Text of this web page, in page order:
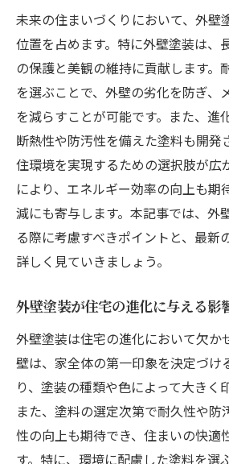
未来の住まいづくりにおいて、外壁
位置を占めます。特に外壁塗装は、
の保護と美観の維持に貢献します。
を選ぶことで、外壁の劣化を防ぎ、
を減らすことが可能です。また、進
断熱性や防汚性を備えた塗料も開発
住環境を実現するための選択肢が広
により、エネルギー効率の向上も期
減にも寄与します。本記事では、外
る際に考慮すべきポイントと、最新
詳しく見ていきましょう。
外壁塗装が住宅の進化に与える影
外壁塗装は住宅の進化において欠か
壁は、家全体の第一印象を決定づけ
り、塗装の種類や色によって大きく
また、塗料の選定次第で耐久性や防
性の向上も期待でき、住まいの快適
す。特に、環境に配慮した塗料を選